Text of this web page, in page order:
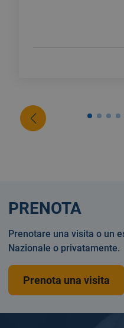
PRENOTA
Prenotare una visita o un
Nazionale o privatamente.
Prenota una visita